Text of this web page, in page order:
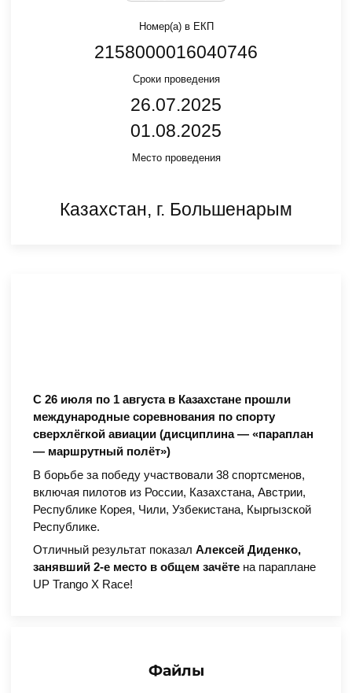
Номер(а) в ЕКП
2158000016040746
Сроки проведения
26.07.2025
01.08.2025
Место проведения
Казахстан, г. Большенарым
С 26 июля по 1 августа в Казахстане прошли
международные соревнования по спорту
сверхлёгкой авиации (дисциплина — «параплан
— маршрутный полёт»)
В борьбе за победу участвовали 38 спортсменов,
включая пилотов из России, Казахстана, Австрии,
Республике Корея, Чили, Узбекистана, Кыргызской
Республике.
Отличный результат показалАлексей Диденко,
занявший 2-е место в общем зачёте на параплане
UP Trango X Race!
Файлы